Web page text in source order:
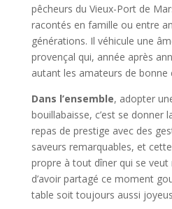
pêcheurs du Vieux-Port de
racontés en famille ou entre
générations. Il véhicule une
provençal qui, année après
autant les amateurs de bonne
Dans l’ensemble, adopter
bouillabaisse, c’est se donner
repas de prestige avec des
saveurs remarquables, et
propre à tout dîner qui se
d’avoir partagé ce moment
table soit toujours aussi